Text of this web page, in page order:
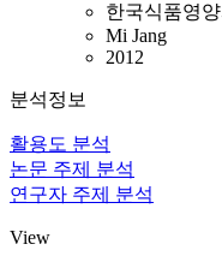
한국식품영
Mi Jang
2012
분석정보
활용도 분석
논문 주제 분석
연구자 주제 분석
View